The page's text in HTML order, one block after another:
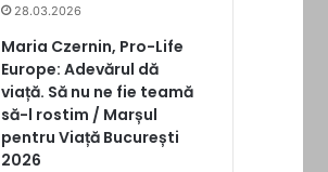
28.03.2026
Maria Czernin, Pro-Life
Europe: Adevărul dă
viață. Să nu ne fie teamă
să-l rostim / Marșul
pentru Viață București
2026